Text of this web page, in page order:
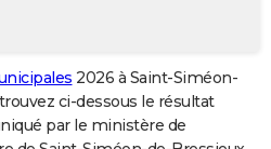
2026 à Saint-Siméon-
ci-dessous le résultat
par le ministère de